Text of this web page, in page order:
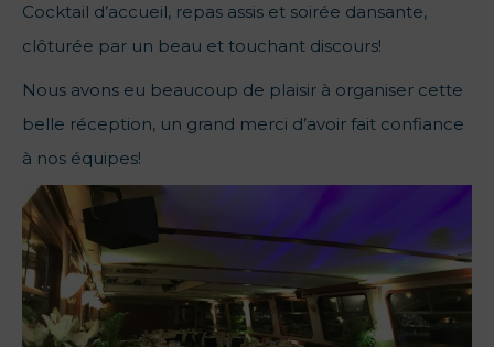
Cocktail d’accueil, repas assis et soirée dansante,
clôturée par un beau et touchant discours!
Nous avons eu beaucoup de plaisir à organiser cette
belle réception, un grand merci d’avoir fait confiance
à nos équipes!